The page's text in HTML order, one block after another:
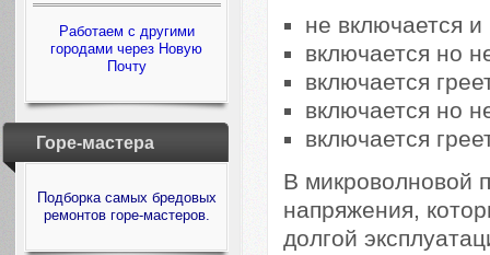
Работаем с другими
городами через Новую
Почту
Горе-мастера
Подборка самых бредовых
ремонтов горе-мастеров.
не включается
включается но
включается
включается но
включается
В микроволновой
напряжения,
долгой